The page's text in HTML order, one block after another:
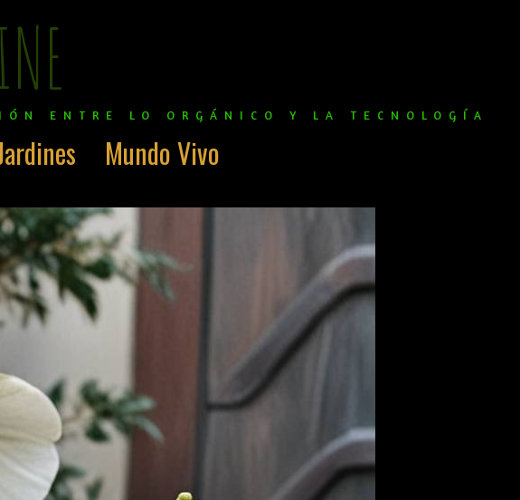
ENTRE LO ORGÁNICO Y LA TECNOLOGÍA
Mundo Vivo